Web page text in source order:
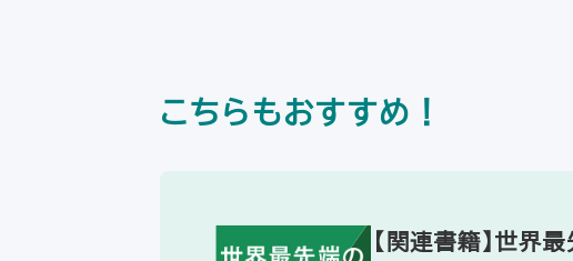
こちらもおすすめ！
【関連書籍】世界